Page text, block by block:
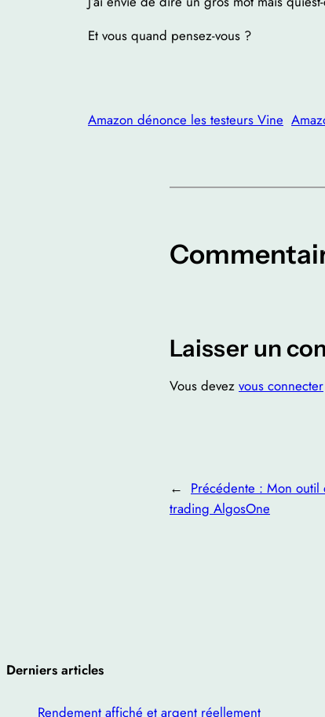
Et vous quand pensez-vous ?
Amazon dénonce les testeurs Vine
Laisser un
Vous devez vous connecter
← Précédente : Mon outil
trading AlgosOne
Derniers articles
Rendement affiché et argent réellement